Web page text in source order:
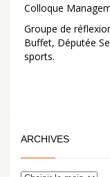
Colloque
Groupe de
Buffet, Députée
sports.
ARCHIVES